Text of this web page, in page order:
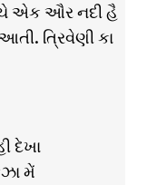
એક ઔર નદી હૈ
ત્રિવેણી કા
દેખા
મેં